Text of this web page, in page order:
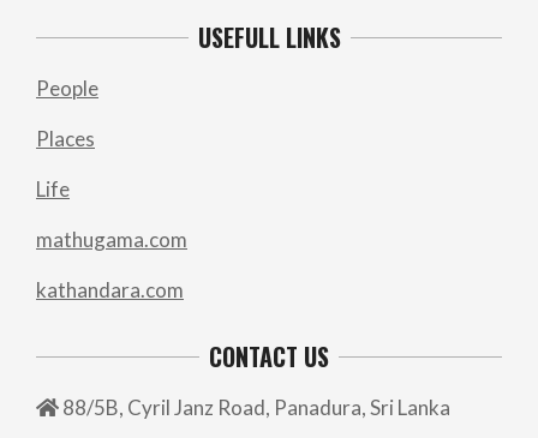
USEFULL LINKS
People
Places
Life
mathugama.com
kathandara.com
CONTACT US
88/5B, Cyril Janz Road, Panadura, Sri Lanka